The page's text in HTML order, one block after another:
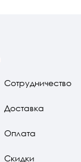
Сотрудничество
Доставка
Оплата
Скидки